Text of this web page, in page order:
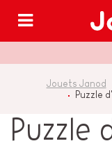
Jouets Janod
Puzzle
Puzzle